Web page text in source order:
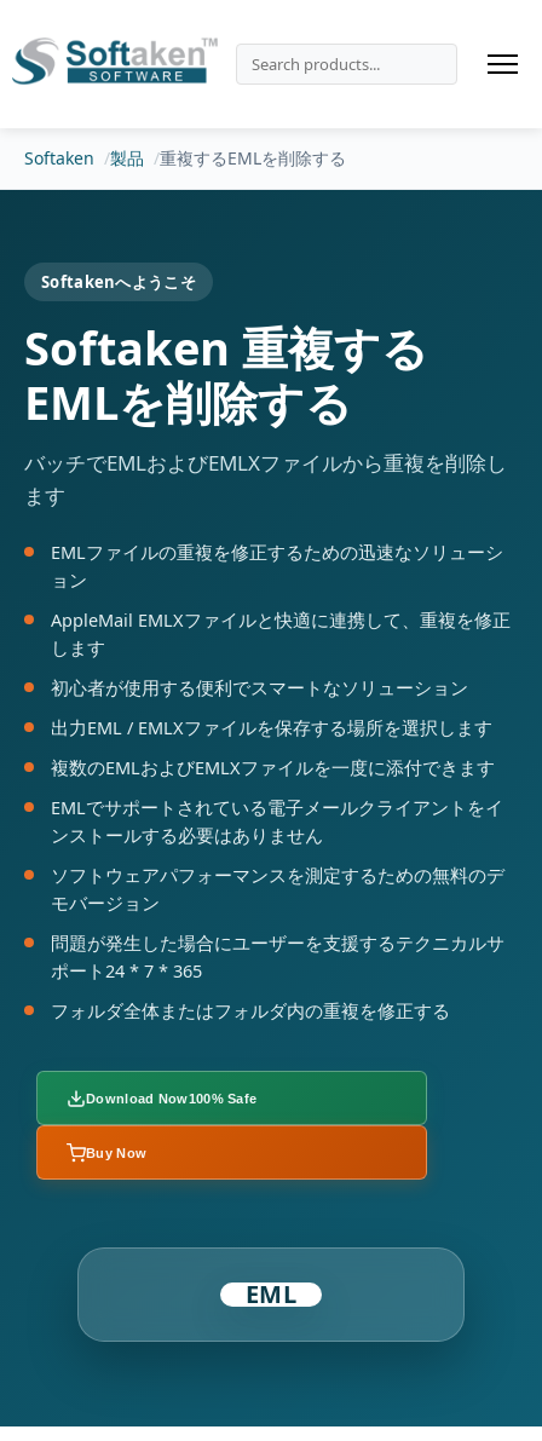
Softaken 製品 重複するEMLを削除する
Softakenへようこそ
Softaken 重複する
EMLを削除する
バッチでEMLおよびEMLXファイルから重複を削除し
ます
EMLファイルの重複を修正するための迅速なソリューシ
ョン
AppleMail EMLXファイルと快適に連携して、重複を修正
します
初心者が使用する便利でスマートなソリューション
出力EML / EMLXファイルを保存する場所を選択します
複数のEMLおよびEMLXファイルを一度に添付できます
EMLでサポートされている電子メールクライアントをイ
ンストールする必要はありません
ソフトウェアパフォーマンスを測定するための無料のデ
モバージョン
問題が発生した場合にユーザーを支援するテクニカルサ
ポート24 * 7 * 365
フォルダ全体またはフォルダ内の重複を修正する
Download Now100% Safe
Buy Now
EML